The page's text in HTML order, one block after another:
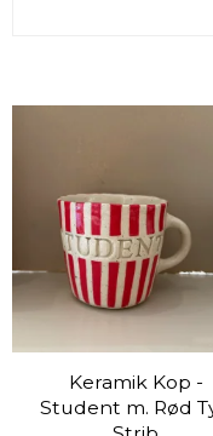
Keramik Kop -
Student m. Rød